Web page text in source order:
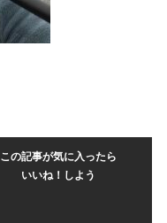
この記事が気に入ったら
いいね！しよう